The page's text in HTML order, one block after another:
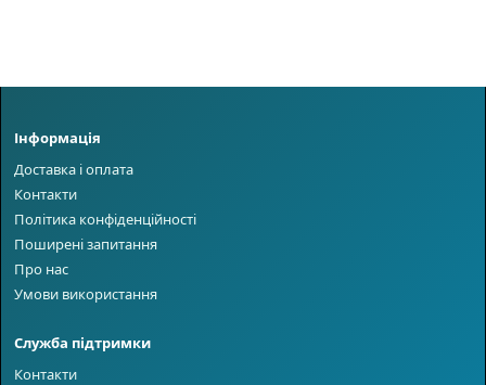
Інформація
Доставка і оплата
Контакти
Політика конфіденційності
Поширені запитання
Про нас
Умови використання
Служба підтримки
Контакти